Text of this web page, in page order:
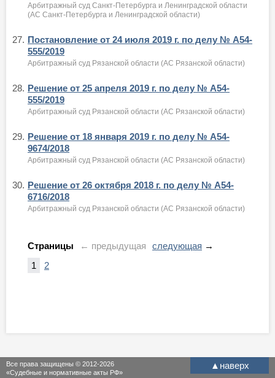
Арбитражный суд Санкт-Петербурга и Ленинградской области
(АС Санкт-Петербурга и Ленинградской области)
27. Постановление от 24 июля 2019 г. по делу № А54-
555/2019
Арбитражный суд Рязанской области (АС Рязанской области)
28. Решение от 25 апреля 2019 г. по делу № А54-
555/2019
Арбитражный суд Рязанской области (АС Рязанской области)
29. Решение от 18 января 2019 г. по делу № А54-
9674/2018
Арбитражный суд Рязанской области (АС Рязанской области)
30. Решение от 26 октября 2018 г. по делу № А54-
6716/2018
Арбитражный суд Рязанской области (АС Рязанской области)
Страницы ← предыдущая следующая →
1
2
▲ наверх
Все права защищены © 2012-2026
«Судебные и нормативные акты РФ»